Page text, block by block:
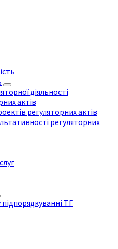
діяльності
актів
регуляторних актів
регуляторних
ТГ